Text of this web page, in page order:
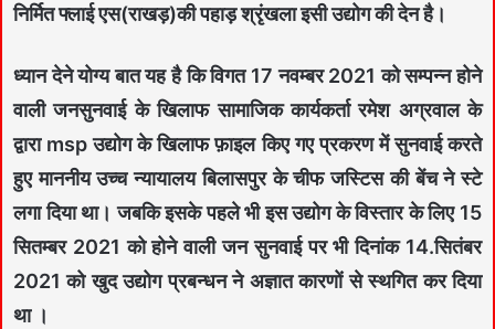
निर्मित फ्लाई एस(राखड़)की पहाड़ श्रृंखला इसी उद्योग की देन है।
ध्यान देने योग्य बात यह है कि विगत 17 नवम्बर 2021 को सम्पन्न होने
वाली जनसुनवाई के खिलाफ सामाजिक कार्यकर्ता रमेश अग्रवाल के
द्वारा msp उद्योग के खिलाफ फ़ाइल किए गए प्रकरण में सुनवाई करते
हुए माननीय उच्च न्यायालय बिलासपुर के चीफ जस्टिस की बेंच ने स्टे
लगा दिया था। जबकि इसके पहले भी इस उद्योग के विस्तार के लिए 15
सितम्बर 2021 को होने वाली जन सुनवाई पर भी दिनांक 14.सितंबर
2021 को खुद उद्योग प्रबन्धन ने अज्ञात कारणों से स्थगित कर दिया
था ।